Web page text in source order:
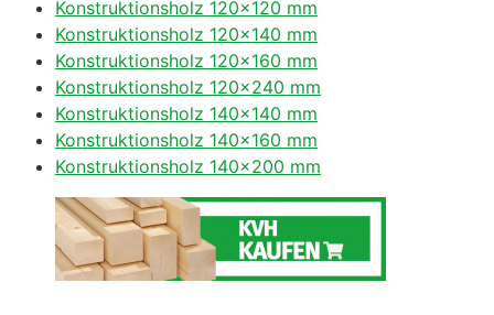
Konstruktionsholz 120×120 mm
Konstruktionsholz 120×140 mm
Konstruktionsholz 120×160 mm
Konstruktionsholz 120×240 mm
Konstruktionsholz 140×140 mm
Konstruktionsholz 140×160 mm
Konstruktionsholz 140×200 mm